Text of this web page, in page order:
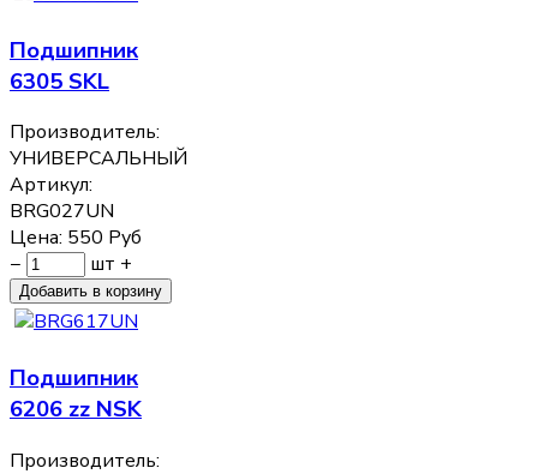
Подшипник
6305 SKL
Производитель:
УНИВЕРСАЛЬНЫЙ
Артикул:
BRG027UN
Цена: 550 Руб
−
шт +
Подшипник
6206 zz NSK
Производитель: